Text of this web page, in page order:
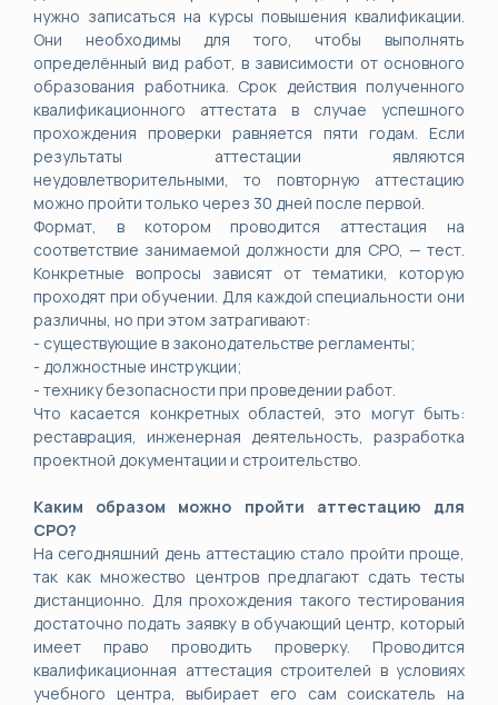
нужно записаться на курсы повышения квалификации.
Они необходимы для того, чтобы выполнять
определённый вид работ, в зависимости от основного
образования работника. Срок действия полученного
квалификационного аттестата в случае успешного
прохождения проверки равняется пяти годам. Если
результаты аттестации являются
неудовлетворительными, то повторную аттестацию
можно пройти только через 30 дней после первой.
Формат, в котором проводится аттестация на
соответствие занимаемой должности для СРО, — тест.
Конкретные вопросы зависят от тематики, которую
проходят при обучении. Для каждой специальности они
различны, но при этом затрагивают:
- существующие в законодательстве регламенты;
- должностные инструкции;
- технику безопасности при проведении работ.
Что касается конкретных областей, это могут быть:
реставрация, инженерная деятельность, разработка
проектной документации и строительство.
Каким образом можно пройти аттестацию для
СРО?
На сегодняшний день аттестацию стало пройти проще,
так как множество центров предлагают сдать тесты
дистанционно. Для прохождения такого тестирования
достаточно подать заявку в обучающий центр, который
имеет право проводить проверку. Проводится
квалификационная аттестация строителей в условиях
учебного центра, выбирает его сам соискатель на